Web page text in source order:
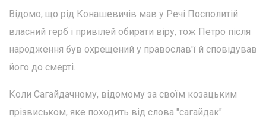
Відомо, що рід Конашевичів мав у Речі Посполитій
власний герб і привілей обирати віру, тож Петро після
народження був охрещений у православ'ї й сповідував
його до смерті.
Коли Сагайдачному, відомому за своїм козацьким
прізвиськом, яке походить від слова "сагайдак"